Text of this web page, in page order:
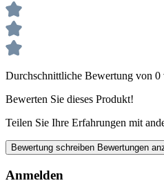
Durchschnittliche Bewertung von 0
Bewerten Sie dieses Produkt!
Teilen Sie Ihre Erfahrungen mit
Bewertung schreiben Bewertungen
Anmelden